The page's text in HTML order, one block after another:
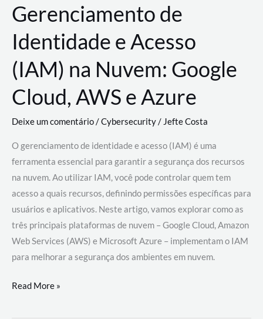
Gerenciamento de
Identidade e Acesso
(IAM) na Nuvem: Google
Cloud, AWS e Azure
Deixe um comentário/Cybersecurity/ Jefte Costa
O gerenciamento de identidade e acesso (IAM) é uma
ferramenta essencial para garantir a segurança dos recursos
na nuvem. Ao utilizar IAM, você pode controlar quem tem
acesso a quais recursos, definindo permissões específicas para
usuários e aplicativos. Neste artigo, vamos explorar como as
três principais plataformas de nuvem – Google Cloud, Amazon
Web Services (AWS) e Microsoft Azure – implementam o IAM
para melhorar a segurança dos ambientes em nuvem.
Gerenciamento
Read More »